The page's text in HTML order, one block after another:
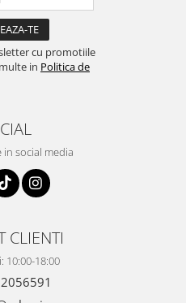
cu promotiile
in Politica de
in social media
CLIENTI
10:00-18:00